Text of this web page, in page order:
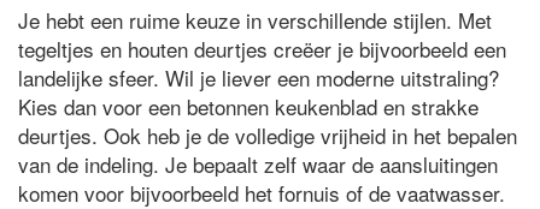
Je hebt een ruime keuze in verschillende stijlen. Met
tegeltjes en houten deurtjes creëer je bijvoorbeeld een
landelijke sfeer. Wil je liever een moderne uitstraling?
Kies dan voor een betonnen keukenblad en strakke
deurtjes. Ook heb je de volledige vrijheid in het bepalen
van de indeling. Je bepaalt zelf waar de aansluitingen
komen voor bijvoorbeeld het fornuis of de vaatwasser.